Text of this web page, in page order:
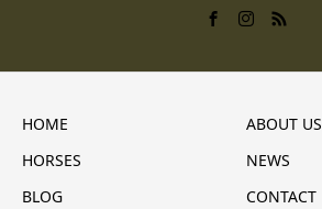
HOME
ABOUT US
HORSES
NEWS
BLOG
CONTACT